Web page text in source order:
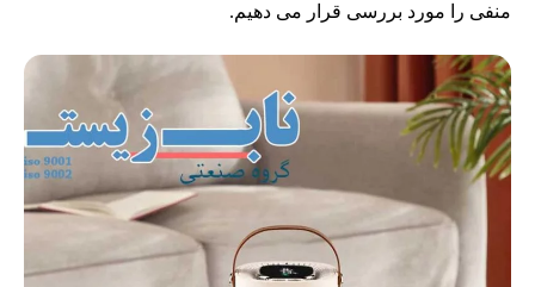
منفی را مورد بررسی قرار می دهیم.